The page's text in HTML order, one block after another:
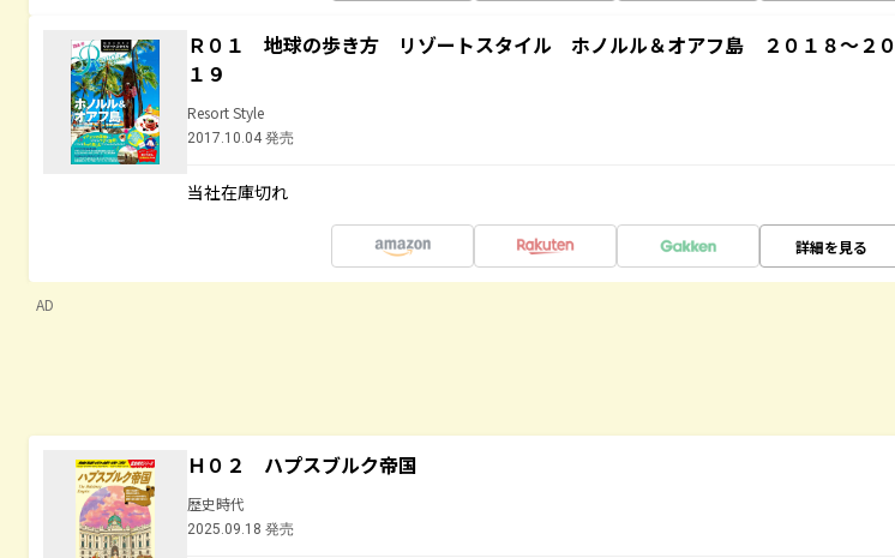
Ｒ０１ 地球の歩き方 リゾートスタイル ホノルル＆オアフ島 ２０１８～２０
１９
Resort Style
2017.10.04 発売
当社在庫切れ
詳細を見る
AD
Ｈ０２ ハプスブルク帝国
歴史時代
2025.09.18 発売